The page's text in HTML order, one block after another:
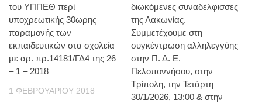
του ΥΠΠΕΘ περί
υποχρεωτικής 30ωρης
παραμονής των
εκπαιδευτικών στα σχολεία
με αρ. πρ.14181/ΓΔ4 της 26
– 1 – 2018
1 ΦΕΒΡΟΥΑΡΊΟΥ 2018
διωκόμενες συναδέλφισσες
της Λακωνίας.
Συμμετέχουμε στη
συγκέντρωση αλληλεγγύης
στην Π. Δ. Ε.
Πελοποννήσου, στην
Τρίπολη, την Τετάρτη
30/1/2026, 13:00 & στην